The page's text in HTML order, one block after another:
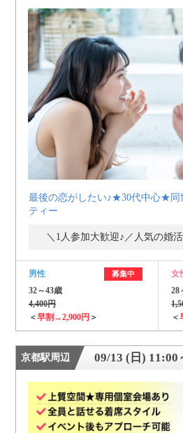
最後の恋がしたい♪★30代中心★同
ティー
＼1人参加大歓迎♪／人気の婚
男性 募集中
32～43歳
4,400円
＜早割→2,900円 ＞
女
28
＜
京都駅周辺 09/13 (日) 11:00